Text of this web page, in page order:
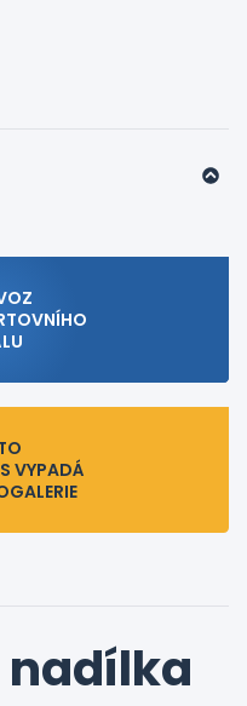
VYPADÁ